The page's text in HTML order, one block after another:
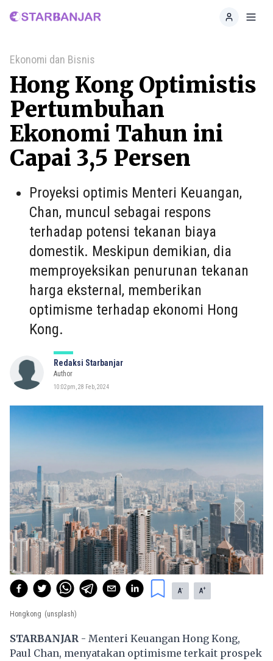
Home
Ekonomi dan Bisnis
Hong Kong Optimistis
Pertumbuhan
Ekonomi Tahun ini
Capai 3,5 Persen
Proyeksi optimis Menteri Keuangan,
Chan, muncul sebagai respons
terhadap potensi tekanan biaya
domestik. Meskipun demikian, dia
memproyeksikan penurunan tekanan
harga eksternal, memberikan
optimisme terhadap ekonomi Hong
Kong.
Redaksi Starbanjar
Author
10:02pm, 28 Feb, 2024
A- A+
Hongkong (unsplash)
STARBANJAR - Menteri Keuangan Hong Kong,
Paul Chan, menyatakan optimisme terkait prospek